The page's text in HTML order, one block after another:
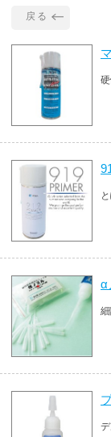
戻る
硬
α
細
デ